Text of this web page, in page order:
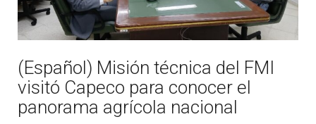
(Español) Misión técnica del FMI
visitó Capeco para conocer el
panorama agrícola nacional